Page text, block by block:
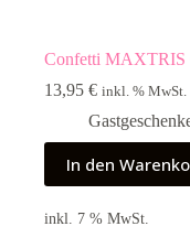
Confetti MAXTRIS
13,95 € inkl. % MwSt.
In den
inkl. 7 % MwSt.